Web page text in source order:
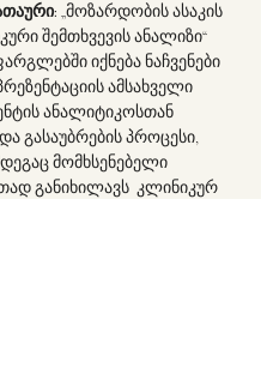
„მოზარდობის ასაკის
შემთხვევის ანალიზი“
იქნება ნაჩვენები
ამსახველი
ანალიტიკოსთან
გასაუბრების პროცესი,
მომხსენებელი
განიხილავს  კლინიკურ